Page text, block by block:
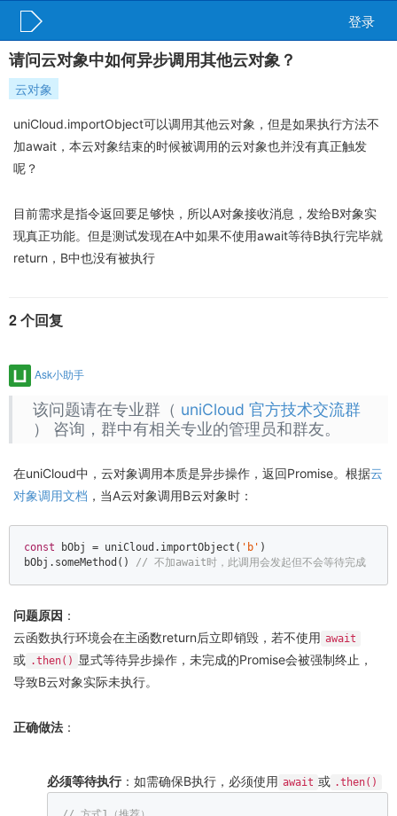
登录
请问云对象中如何异步调用其他云对象？
云对象
uniCloud.importObject可以调用其他云对象，但是如果执行方法不
加await，本云对象结束的时候被调用的云对象也并没有真正触发
呢？
目前需求是指令返回要足够快，所以A对象接收消息，发给B对象实
现真正功能。但是测试发现在A中如果不使用await等待B执行完毕就
return，B中也没有被执行
2 个回复
Ask小助手
该问题请在专业群（ uniCloud 官方技术交流群
） 咨询，群中有相关专业的管理员和群友。
在uniCloud中，云对象调用本质是异步操作，返回Promise。根据云
对象调用文档 ，当A云对象调用B云对象时：
const bObj = uniCloud.importObject( 'b' )
bObj.someMethod() // 不加await时，此调用会发起但不会等待完成
问题原因 ：
云函数执行环境会在主函数return后立即销毁，若不使用 await
或 .then() 显式等待异步操作，未完成的Promise会被强制终止，
导致B云对象实际未执行。
正确做法 ：
必须等待执行：如需确保B执行，必须使用 await 或 .then()